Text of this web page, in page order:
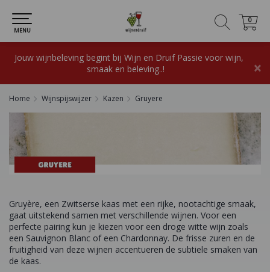
0
0
MENU
Jouw wijnbeleving begint bij Wijn en Druif Passie voor wijn,
smaak en beleving..!
×
Home Wijnspijswijzer Kazen Gruyere
Gruyère, een Zwitserse kaas met een rijke, nootachtige smaak,
gaat uitstekend samen met verschillende wijnen. Voor een
perfecte pairing kun je kiezen voor een droge witte wijn zoals
een Sauvignon Blanc of een Chardonnay. De frisse zuren en de
fruitigheid van deze wijnen accentueren de subtiele smaken van
de kaas.